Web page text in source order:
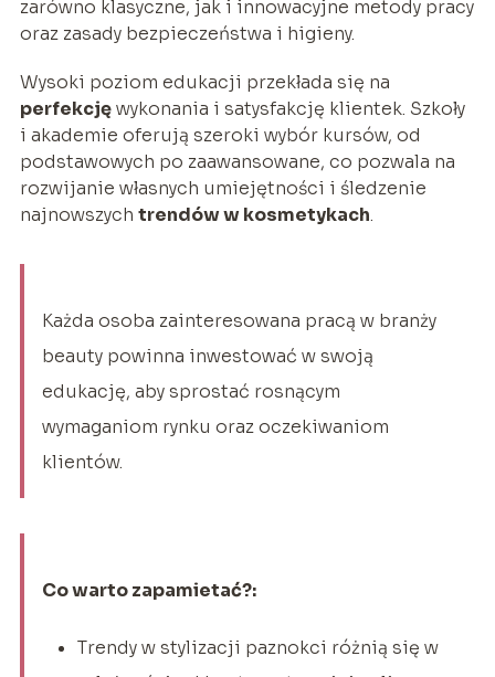
zarówno klasyczne, jak i innowacyjne metody pracy
oraz zasady bezpieczeństwa i higieny.
Wysoki poziom edukacji przekłada się na
perfekcjęwykonania i satysfakcję klientek. Szkoły
i akademie oferują szeroki wybór kursów, od
podstawowych po zaawansowane, co pozwala na
rozwijanie własnych umiejętności i śledzenie
najnowszych trendów w kosmetykach.
Każda osoba zainteresowana pracą w branży
beauty powinna inwestować w swoją
edukację, aby sprostać rosnącym
wymaganiom rynku oraz oczekiwaniom
klientów.
Co warto zapamietać?:
Trendy w stylizacji paznokci różnią się w